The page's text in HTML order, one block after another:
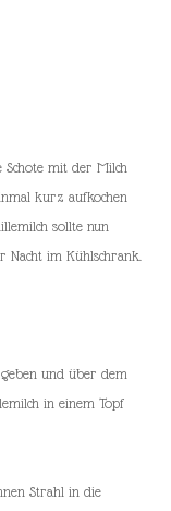
Schote mit der Milch
kurz aufkochen
sollte nun
Nacht im Kühlschrank.
und über dem
in einem Topf
Strahl in die